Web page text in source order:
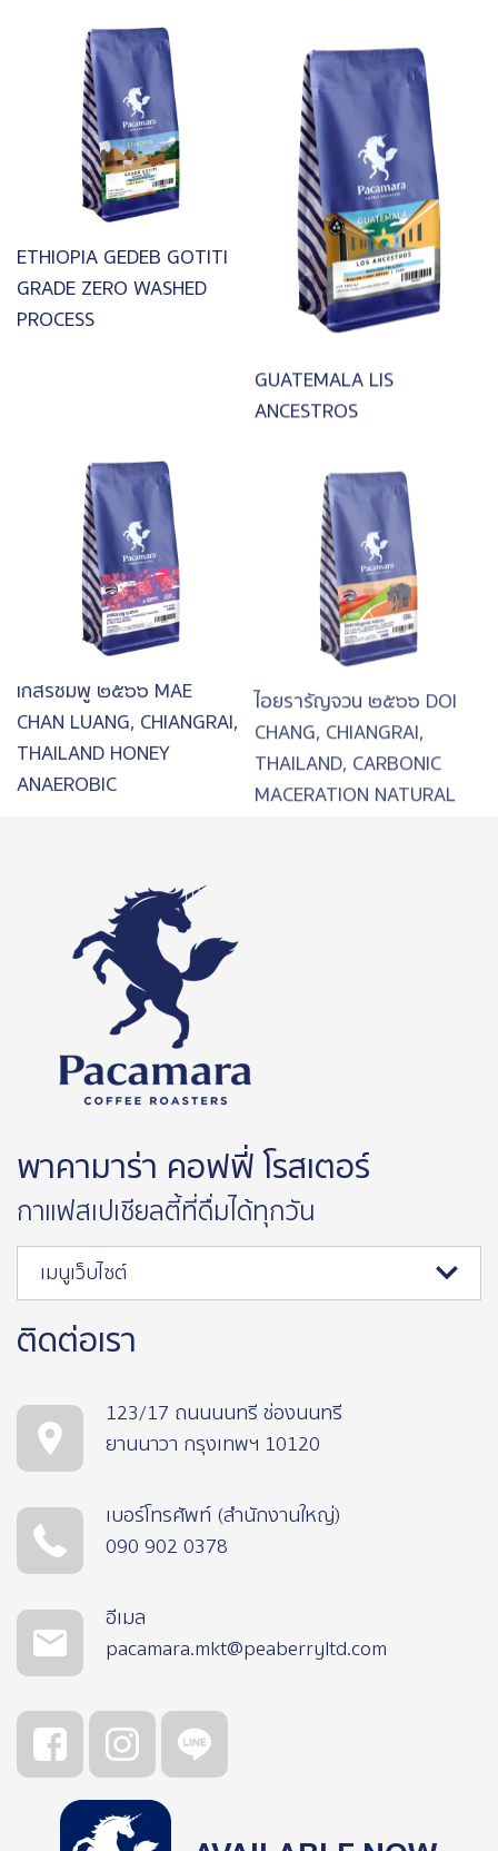
ETHIOPIA GEDEB GOTITI
GRADE ZERO WASHED
PROCESS
GUATEMALA LIS
ANCESTROS
เกสรชมพู ๒๕๖๖ MAE
CHAN LUANG, CHIANGRAI,
THAILAND HONEY
ANAEROBIC
ไอยรารัญจวน ๒๕๖๖ DOI
CHANG, CHIANGRAI,
THAILAND, CARBONIC
MACERATION NATURAL
พาคามาร่า คอฟฟี่ โรสเตอร์
กาแฟสเปเชียลตี้ที่ดื่มได้ทุกวัน
เมนูเว็บไซต์
ติดต่อเรา
123/17 ถนนนนทรี ช่องนนทรี
ยานนาวา กรุงเทพฯ 10120
เบอร์โทรศัพท์ (สำนักงานใหญ่)
090 902 0378
อีเมล
pacamara.mkt@peaberryltd.com